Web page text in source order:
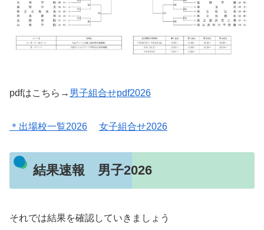
pdfはこちら→ 男子組合せpdf2026
＊出場校一覧2026 女子組合せ2026
結果速報 男子2026
それでは結果を確認していきましょう